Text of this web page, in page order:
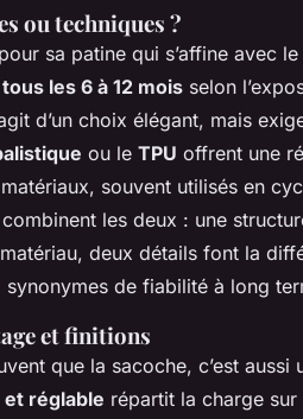
ou techniques ?
sa patine qui s’affine avec
les 6 à 12 mois selon
d’un choix élégant, mais
ou le TPU offrent une
souvent utilisés en
les deux : une
deux détails font la
synonymes de fiabilité à long
et finitions
que la sacoche, c’est
et réglable répartit la charge sur